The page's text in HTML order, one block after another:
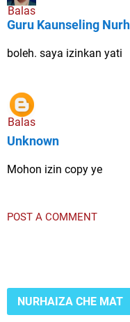
Balas
Guru Kaunseling
boleh. saya izinkan yati
Balas
Unknown
Mohon izin copy ye
POST A COMMENT
NURHAIZA CHE MAT